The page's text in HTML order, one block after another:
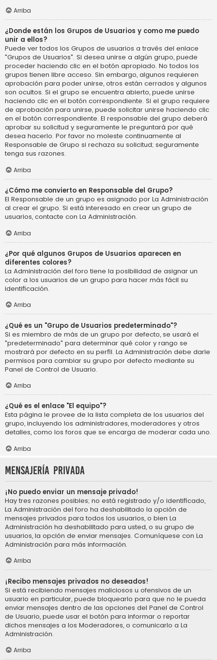
Arriba
¿Donde están los Grupos de Usuarios y como me puedo
unir a ellos?
Puede ver todos los Grupos de usuarios a través del enlace
"Grupos de Usuarios". Si desea unirse a algún grupo, puede
proceder haciendo clic en el botón apropiado. No todos los
grupos tienen libre acceso. Sin embargo, algunos requieren
aprobación para poder unirse, otros están cerrados y algunos
son ocultos. Si el grupo se encuentra abierto, puede unirse
haciendo clic en el botón correspondiente. Si el grupo requiere
de aprobación para unirse, puede solicitar unirse haciendo clic
en el botón correspondiente. El responsable del grupo deberá
aprobar su solicitud y seguramente le preguntará por qué
desea hacerlo. Por favor no moleste continuamente al
Responsable de Grupo si rechaza su solicitud; seguramente
tenga sus razones.
Arriba
¿Cómo me convierto en Responsable del Grupo?
El Responsable de un grupo es asignado por La Administración
al crear el grupo. Si está interesado en crear un grupo de
usuarios, contacte con La Administración.
Arriba
¿Por qué algunos Grupos de Usuarios aparecen en
diferentes colores?
La Administración del foro tiene la posibilidad de asignar un
color a los usuarios de un grupo para hacer más fácil su
identificación.
Arriba
¿Qué es un "Grupo de Usuarios predeterminado"?
Si es miembro de más de un grupo por defecto, se usará el
"predeterminado" para determinar qué color y rango se
mostrará por defecto en su perfil. La Administración debe darle
permisos para cambiar su grupo por defecto mediante su
Panel de Control de Usuario.
Arriba
¿Qué es el enlace "El equipo"?
Esta página le provee de la lista completa de los usuarios del
grupo, incluyendo los administradores, moderadores y otros
detalles, como los foros que se encarga de moderar cada uno.
Arriba
Mensajería privada
¡No puedo enviar un mensaje privado!
Hay tres razones posibles; no está registrado y/o identificado,
La Administración del foro ha deshabilitado la opción de
mensajes privados para todos los usuarios, o bien La
Administración ha deshabilitado para usted, o su grupo de
usuarios, la opción de enviar mensajes. Comuníquese con La
Administración para más información.
Arriba
¡Recibo mensajes privados no deseados!
Si está recibiendo mensajes maliciosos u ofensivos de un
usuario en particular, puede bloquearlo para que no le pueda
enviar mensajes dentro de las opciones del Panel de Control
de Usuario, puede usar el botón para informar o reportar
dichos mensajes a los Moderadores, o comunicarlo a La
Administración.
Arriba